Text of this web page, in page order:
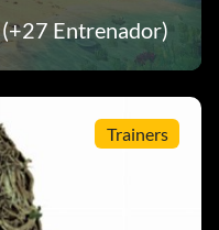
Entrenador)
Trainers